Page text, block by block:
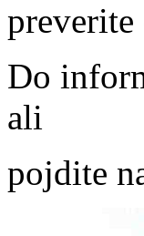
Do
ali
pojdite